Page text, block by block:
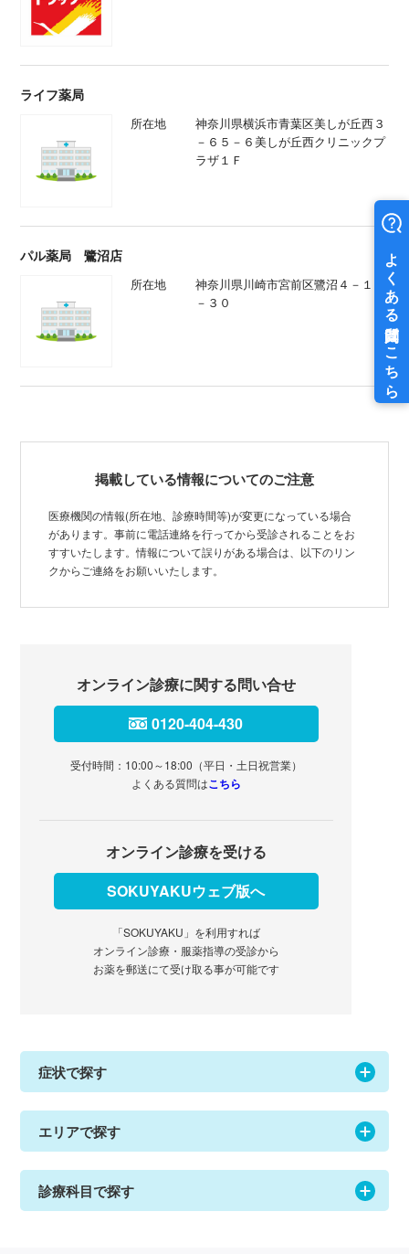
ライフ薬局
所在地
神奈川県横浜市青葉区美しが丘西３
－６５－６美しが丘西クリニックプ
ラザ１Ｆ
パル薬局 鷺沼店
所在地
神奈川県川崎市宮前区鷺沼４－１０
－３０
掲載している情報についてのご注意
医療機関の情報(所在地、診療時間等)が変更になっている場合
があります。事前に電話連絡を行ってから受診されることをお
すすいたします。情報について誤りがある場合は、以下のリン
クからご連絡をお願いいたします。
オンライン診療に関する問い合せ
0120-404-430
受付時間：10:00～18:00（平日・土日祝営業）
よくある質問はこちら
オンライン診療を受ける
SOKUYAKUウェブ版へ
「SOKUYAKU」を利用すれば
オンライン診療・服薬指導の受診から
お薬を郵送にて受け取る事が可能です
症状で探す
エリアで探す
診療科目で探す